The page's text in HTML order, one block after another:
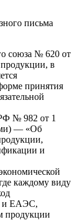
письма
союза № 620 от
в
принятия
№ 982 от 1
— «Об
и
каждому виду
и ЕАЭС,
продукции